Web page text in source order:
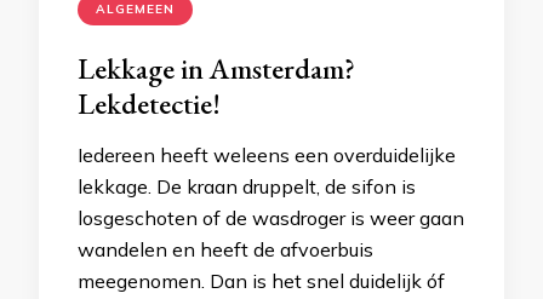
ALGEMEEN
Lekkage in Amsterdam?
Lekdetectie!
Iedereen heeft weleens een overduidelijke
lekkage. De kraan druppelt, de sifon is
losgeschoten of de wasdroger is weer gaan
wandelen en heeft de afvoerbuis
meegenomen. Dan is het snel duidelijk óf